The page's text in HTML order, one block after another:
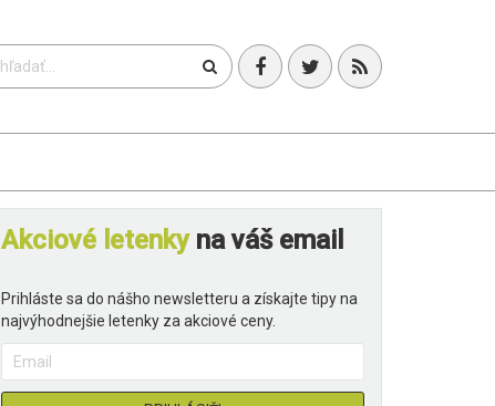
Akciové letenkyna váš email
Prihláste sa do nášho newsletteru a získajte tipy na
najvýhodnejšie letenky za akciové ceny.